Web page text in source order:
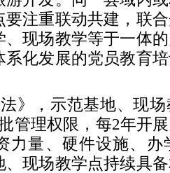
要注重联动共建，联
现场教学等于一体
化发展的党员教育
》，示范基地、现
管理权限，每2年开
力量、硬件设施、办
现场教学点持续具